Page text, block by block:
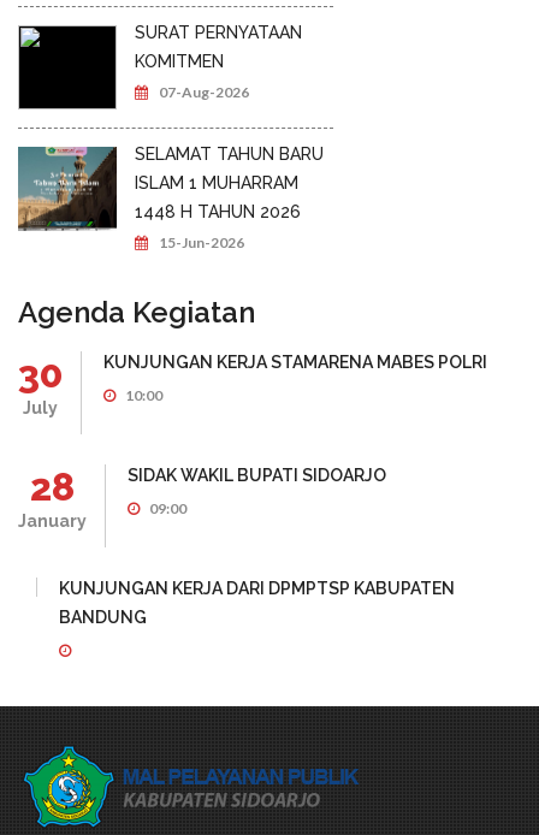
SURAT PERNYATAAN
KOMITMEN
07-Aug-2026
SELAMAT TAHUN BARU
ISLAM 1 MUHARRAM
1448 H TAHUN 2026
15-Jun-2026
Agenda Kegiatan
30
July
KUNJUNGAN KERJA STAMARENA MABES POLRI
10:00
28
January
SIDAK WAKIL BUPATI SIDOARJO
09:00
KUNJUNGAN KERJA DARI DPMPTSP KABUPATEN
BANDUNG